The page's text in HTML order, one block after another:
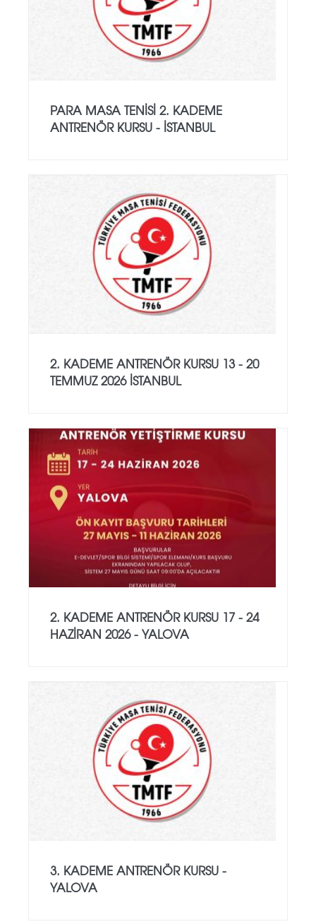
PARA MASA TENISI 2. KADEME
ANTRENÖR KURSU - İSTANBUL
2. KADEME ANTRENÖR KURSU 13 - 20
TEMMUZ 2026 İSTANBUL
2. KADEME ANTRENÖR KURSU 17 - 24
HAZIRAN 2026 - YALOVA
3. KADEME ANTRENÖR KURSU -
YALOVA